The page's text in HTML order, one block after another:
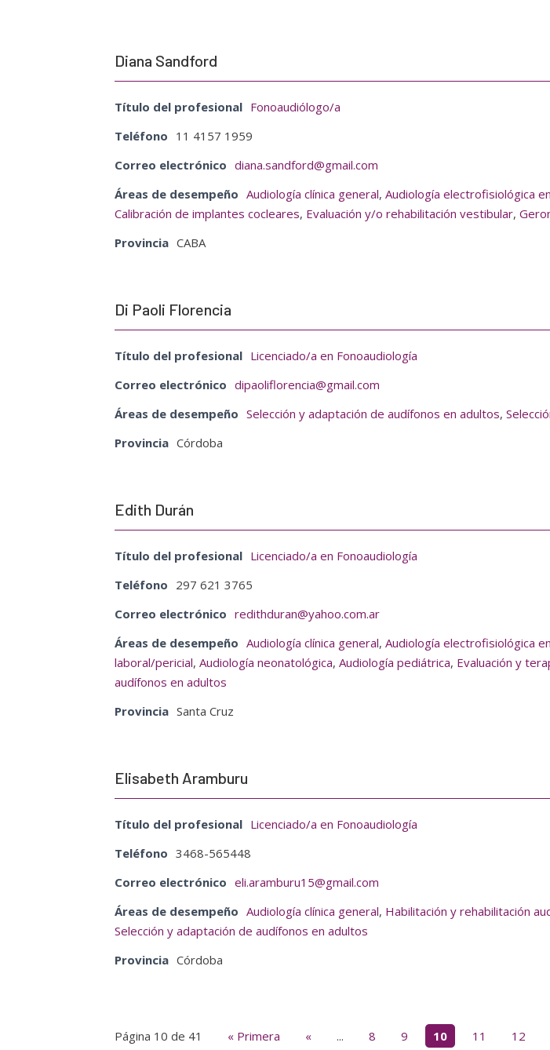
Diana Sandford
Título del profesional Fonoaudiólogo/a
Teléfono 11 4157 1959
Correo electrónico diana.sandford@gmail.com
Áreas de desempeño Audiología clínica general,Audiología electrofisiológica
Calibración de implantes cocleares, Evaluación y/o rehabilitación vestibular,
Provincia CABA
Di Paoli Florencia
Título del profesional Licenciado/a en Fonoaudiología
Correo electrónico dipaoliflorencia@gmail.com
Áreas de desempeño Selección y adaptación de audífonos en adultos,
Provincia Córdoba
Edith Durán
Título del profesional Licenciado/a en Fonoaudiología
Teléfono 297 621 3765
Correo electrónico redithduran@yahoo.com.ar
Áreas de desempeño Audiología clínica general,Audiología electrofisiológica
laboral/pericial,Audiología neonatológica,Audiología pediátrica, Evaluación y
audífonos en adultos
Provincia Santa Cruz
Elisabeth Aramburu
Título del profesional Licenciado/a en Fonoaudiología
Teléfono 3468-565448
Correo electrónico eli.aramburu15@gmail.com
Áreas de desempeño Audiología clínica general, Habilitación y rehabilitación
Selección y adaptación de audífonos en adultos
Provincia Córdoba
Página 10 de 41 « Primera « ... 8 9 10 11 12